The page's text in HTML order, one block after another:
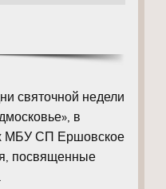
святочной недели
в
МБУ СП Ершовское
посвященные